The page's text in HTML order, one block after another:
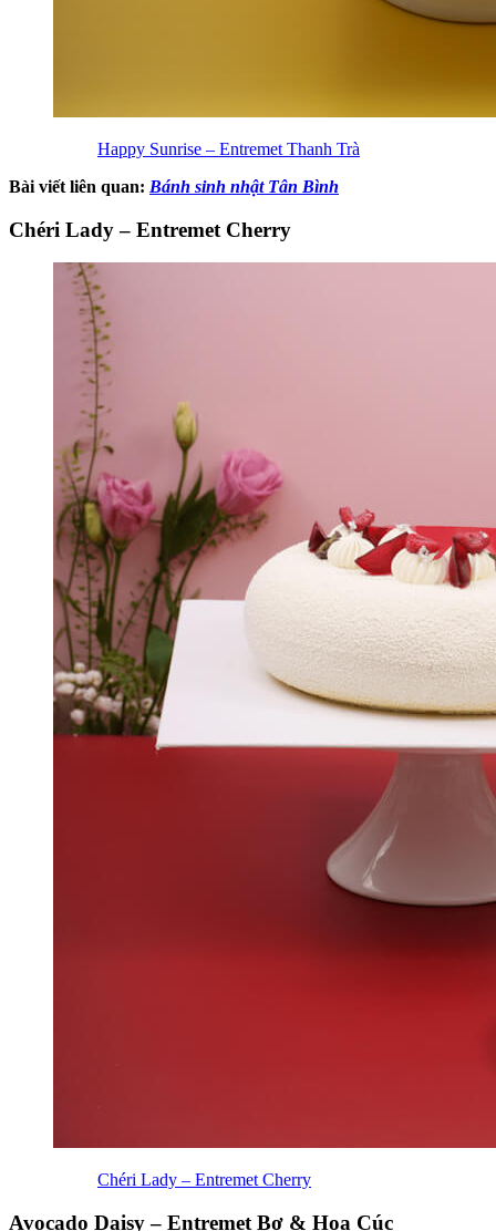
Happy Sunrise – Entremet Thanh Trà
Bài viết liên quan: Bánh sinh nhật Tân Bình
Chéri Lady – Entremet Cherry
Chéri Lady – Entremet Cherry
Avocado Daisy – Entremet Bơ & Hoa Cúc